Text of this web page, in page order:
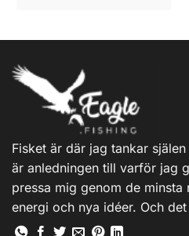
Fisket är där jag tankar
är anledningen till varför jag
pressa mig genom de minsta
energi och nya idéer. Och